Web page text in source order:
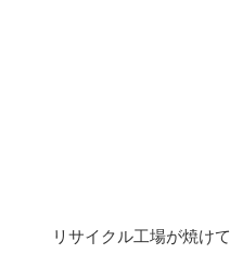
リサイクル工場が焼け